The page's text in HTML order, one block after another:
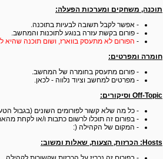
תוכנה, משחקים ומערכות הפעלה:
- אפשר לקבל תשובה לבעיות בתוכנה.
- פורום בקשת עזרה בנוגע לתוכנות והמחשב.
- הפורום לא מתעסק בווארז, ושום תוכנה שהיא
חומרה ומפרטים:
- פורום מתעסק בחומרה של המחשב.
- מפרטים למחשב וציוד נלווה - לכאן.
Off-Topic וסיקורים:
- כל מה שלא קשור לפורומים השונים (בגבול
- בפורום זה תוכלו לרשום כתבות ו/או לקחת
- המקום של הקהילה (:
Hosts: הכרזות, הצעות, שאלות ומשוב: